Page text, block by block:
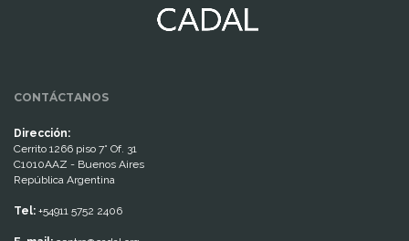
CONTÁCTANOS
Dirección:
Cerrito 1266 piso 7° Of. 31
C1010AAZ - Buenos Aires
República Argentina
Tel: +54911 5752 2406